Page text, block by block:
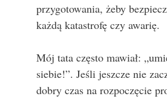
przygotowania, żeby
każdą katastrofę czy awarię.
Mój tata często mawiał:
siebie!”. Jeśli jeszcze nie
dobry czas na rozpoczęcie